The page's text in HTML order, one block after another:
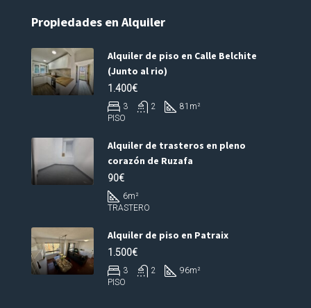
Propiedades en Alquiler
Alquiler de piso en Calle Belchite
(Junto al rio)
1.400€
3 2 81 m²
PISO
Alquiler de trasteros en pleno
corazón de Ruzafa
90€
6m²
TRASTERO
Alquiler de piso en Patraix
1.500€
3 2 96m²
PISO